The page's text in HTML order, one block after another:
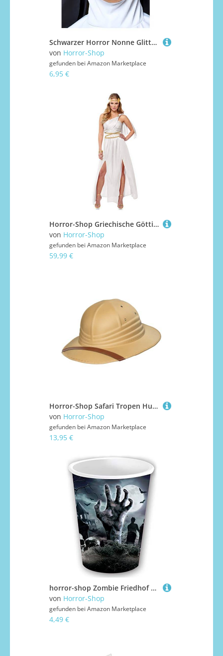
Schwarzer Horror Nonne Glitter Gesichts-Aufkleber für Halloween
von Horror-Shop
gefunden bei Amazon Marketplace
6,95 €
Horror-Shop Griechische Göttin Athena Kostüm für Faschingsbälle M
von Horror-Shop
gefunden bei Amazon Marketplace
59,99 €
Horror-Shop Safari Tropen Hut für Fasching & Mottopartys
von Horror-Shop
gefunden bei Amazon Marketplace
13,95 €
horror-shop Zombie Friedhof Pappbecher für Halloween 6 St.
von Horror-Shop
gefunden bei Amazon Marketplace
4,49 €